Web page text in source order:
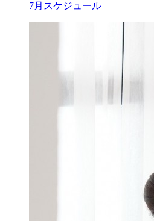
7月スケジュール